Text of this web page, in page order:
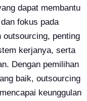
dapat membantu
fokus pada
outsourcing, penting
kerjanya, serta
Dengan pemilihan
baik, outsourcing
keunggulan